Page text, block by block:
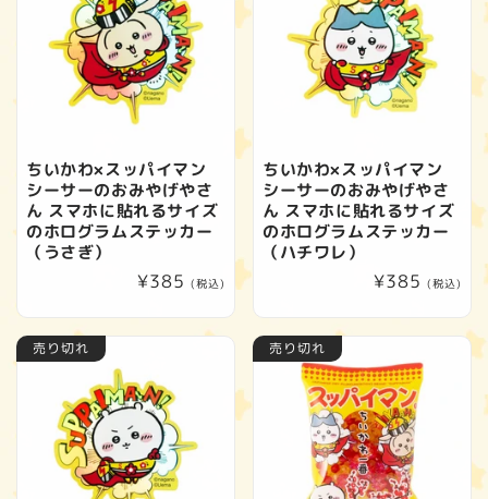
ちいかわ×スッパイマン
シーサーのおみやげやさ
ん スマホに貼れるサイズ
のホログラムステッカー
（うさぎ）
通
¥385 (税込)
ちいかわ×スッパイマン
シーサーのおみやげやさ
ん スマホに貼れるサイズ
のホログラムステッカー
（ハチワレ）
通
格
¥385 (税込)
売り切れ 売り切れ